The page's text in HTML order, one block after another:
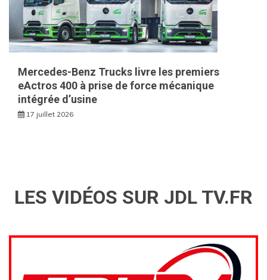
Mercedes-Benz Trucks livre les premiers
eActros 400 à prise de force mécanique
intégrée d’usine
17 juillet 2026
LES VIDÉOS SUR JDL TV.FR